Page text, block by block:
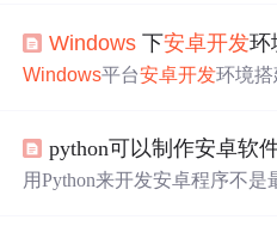
容包括环境要求、Java JDK安
安装（提供在线/离线/手动三
详细的命令行操作和目录结构
环境中进行传统安卓开发的用
Windows 下安卓开发环
Windows平台安卓开发环境
开启BIOS虚拟化支持 核心工
环境变量配置 Android Studio
python可以制作安卓软
用Python来开发安卓程序不